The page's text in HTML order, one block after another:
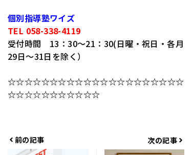
個別指導塾ワイズ
TEL 058-338-4119
受付時間 13：30～21：30(日曜・祝日・各月
29日～31日を除く）
☆☆☆☆☆☆☆☆☆☆☆☆☆☆☆☆☆☆☆☆☆
☆☆☆☆☆☆☆☆☆☆☆
前の記事 次の記事